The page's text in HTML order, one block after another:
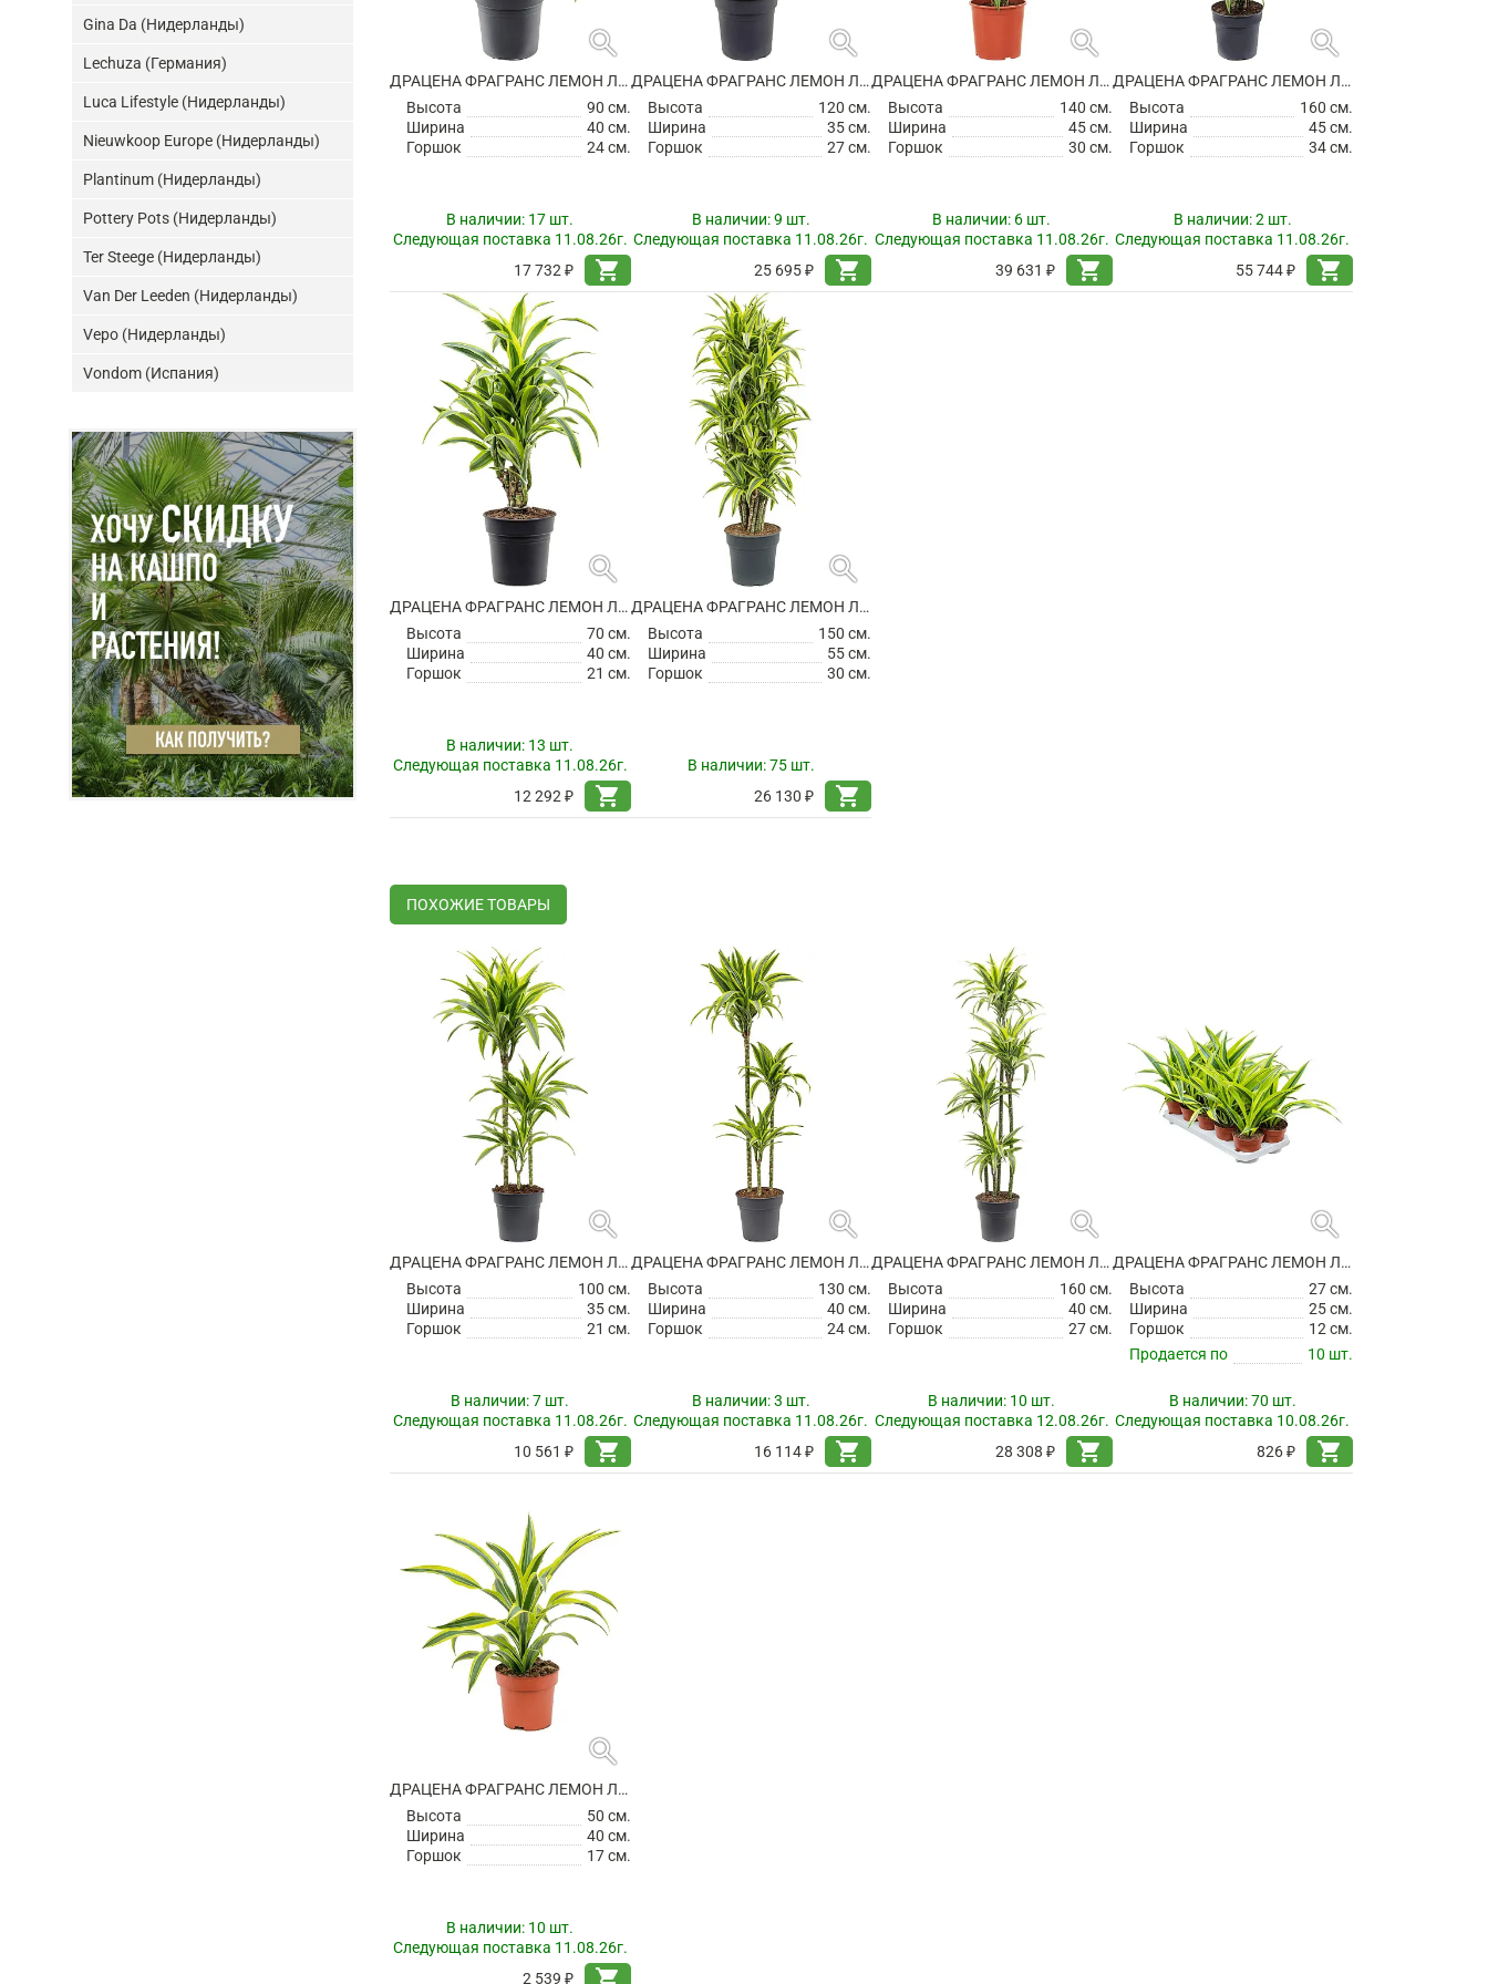
search
ДРАЦЕНА ФРАГРАНС ЛЕМОН ЛАЙМ РАЗВЕТВЛЕННАЯ
Высота
90 см.
Ширина
40 см.
Горшок
24 см.
В наличии: 17 шт.
Следующая поставка 11.08.26г.
17 732 ₽
shopping_cart
search
ДРАЦЕНА ФРАГРАНС ЛЕМОН ЛАЙМ РАЗВЕТВЛЕННАЯ
Высота
120 см.
Ширина
35 см.
Горшок
27 см.
В наличии:9 шт.
Следующая поставка 11.08.26г.
25 695 ₽
shopping_cart
search
ДРАЦЕНА ФРАГРАНС ЛЕМОН ЛАЙМ РАЗВЕТВЛЕННАЯ
Высота
140 см.
Ширина
45 см.
Горшок
30 см.
В наличии: 6 шт.
Следующая поставка 11.08.26г.
39 631 ₽
shopping_cart
search
ДРАЦЕНА ФРАГРАНС ЛЕМОН ЛАЙМ РАЗВЕТВЛЕННАЯ
Высота
160 см.
Ширина
45 см.
Горшок
34 см.
В наличии:2 шт.
Следующая поставка 11.08.26г.
55 744 ₽
shopping_cart
search
ДРАЦЕНА ФРАГРАНС ЛЕМОН ЛАЙМ РАЗВЕТВЛЕННАЯ
Высота
70 см.
Ширина
40 см.
Горшок
21 см.
В наличии: 13 шт.
Следующая поставка 11.08.26г.
12 292 ₽
shopping_cart
search
ДРАЦЕНА ФРАГРАНС ЛЕМОН ЛАЙМ РАЗВЕТВЛЕННАЯ
Высота
150 см.
Ширина
55 см.
Горшок
30 см.
В наличии:75 шт.
26 130 ₽
shopping_cart
ПОХОЖИЕ ТОВАРЫ
search
ДРАЦЕНА ФРАГРАНС ЛЕМОН ЛАЙМ 3 СТВОЛА
Высота
100 см.
Ширина
35 см.
Горшок
21 см.
В наличии:7 шт.
Следующая поставка 11.08.26г.
10 561 ₽
shopping_cart
search
ДРАЦЕНА ФРАГРАНС ЛЕМОН ЛАЙМ 3 СТВОЛА
Высота
130 см.
Ширина
40 см.
Горшок
24 см.
В наличии:3 шт.
Следующая поставка 11.08.26г.
16 114 ₽
shopping_cart
search
ДРАЦЕНА ФРАГРАНС ЛЕМОН ЛАЙМ 4 СТВОЛА
Высота
160 см.
Ширина
40 см.
Горшок
27 см.
В наличии: 10 шт.
Следующая поставка 12.08.26г.
28 308 ₽
shopping_cart
search
ДРАЦЕНА ФРАГРАНС ЛЕМОН ЛАЙМ
Высота
27 см.
Ширина
25 см.
Горшок
12 см.
Продается по
10 шт.
В наличии:70 шт.
Следующая поставка 10.08.26г.
826 ₽
shopping_cart
search
ДРАЦЕНА ФРАГРАНС ЛЕМОН ЛАЙМ
Высота
50 см.
Ширина
40 см.
Горшок
17 см.
В наличии: 10 шт.
Следующая поставка 11.08.26г.
2 539 ₽
Gina Da (Нидерланды)
Lechuza (Германия)
Luca Lifestyle (Нидерланды)
Nieuwkoop Europe (Нидерланды)
Plantinum (Нидерланды)
Pottery Pots (Нидерланды)
Ter Steege (Нидерланды)
Van Der Leeden (Нидерланды)
Vepo (Нидерланды)
Vondom (Испания)